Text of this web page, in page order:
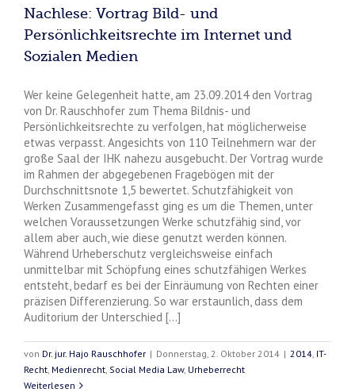
Nachlese: Vortrag Bild- und
Persönlichkeitsrechte im Internet und
Sozialen Medien
Wer keine Gelegenheit hatte, am 23.09.2014 den Vortrag
von Dr. Rauschhofer zum Thema Bildnis- und
Persönlichkeitsrechte zu verfolgen, hat möglicherweise
etwas verpasst. Angesichts von 110 Teilnehmern war der
große Saal der IHK nahezu ausgebucht. Der Vortrag wurde
im Rahmen der abgegebenen Fragebögen mit der
Durchschnittsnote 1,5 bewertet. Schutzfähigkeit von
Werken Zusammengefasst ging es um die Themen, unter
welchen Voraussetzungen Werke schutzfähig sind, vor
allem aber auch, wie diese genutzt werden können.
Während Urheberschutz vergleichsweise einfach
unmittelbar mit Schöpfung eines schutzfähigen Werkes
entsteht, bedarf es bei der Einräumung von Rechten einer
präzisen Differenzierung. So war erstaunlich, dass dem
Auditorium der Unterschied [...]
von Dr. jur. Hajo Rauschhofer | Donnerstag, 2. Oktober 2014 | 2014 IT-
Recht Medienrecht Social Media Law, Urheberrecht
Weiterlesen